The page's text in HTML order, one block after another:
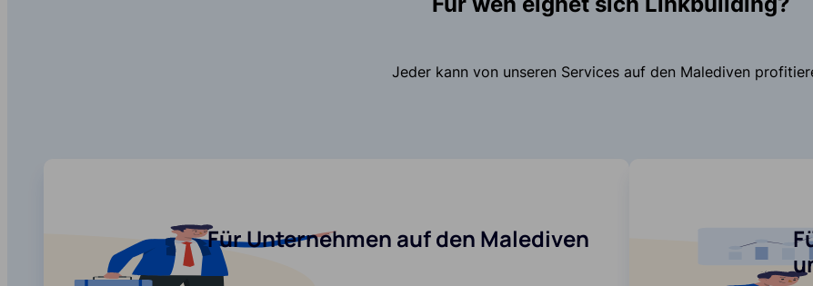
Jeder kann von unseren Services auf den Malediven
Für Unternehmen auf den Malediven